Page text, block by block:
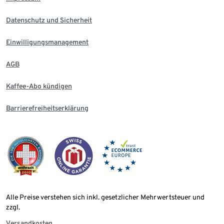
Datenschutz und Sicherheit
Einwilligungsmanagement
AGB
Kaffee-Abo kündigen
Barrierefreiheitserklärung
Alle Preise verstehen sich inkl. gesetzlicher Mehrwertsteuer und
zzgl.